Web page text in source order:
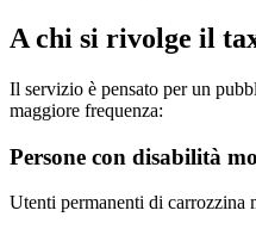
A chi si rivolge il
Il servizio è pensato per un
maggiore frequenza:
Persone con disabilità
Utenti permanenti di carrozzina